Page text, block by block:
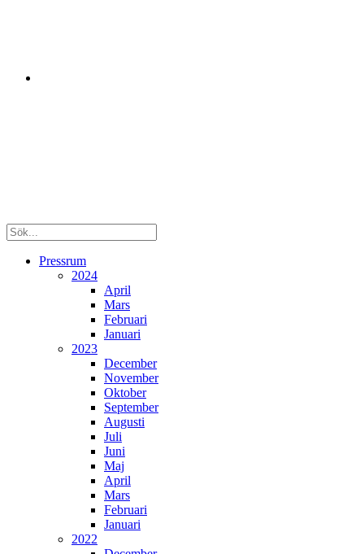
Pressrum
2024
April
Mars
Februari
Januari
2023
December
November
Oktober
September
Augusti
Juli
Juni
Maj
April
Mars
Februari
Januari
2022